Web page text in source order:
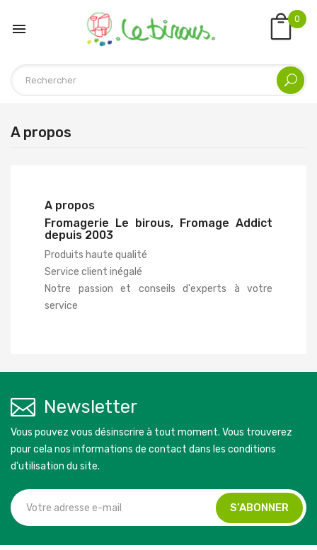

0
A propos
A propos
Fromagerie Le birous, Fromage Addict
depuis 2003
Produits haute qualité
Service client inégalé
Notre passion et conseils d'experts à votre
service
Newsletter
Vous pouvez vous désinscrire à tout moment. Vous trouverez
pour cela nos informations de contact dans les conditions
d'utilisation du site.